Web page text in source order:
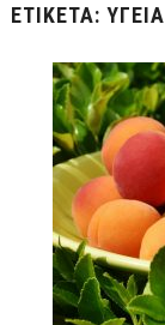
ΕΤΙΚΈΤΑ: ΥΓΕΙΑ